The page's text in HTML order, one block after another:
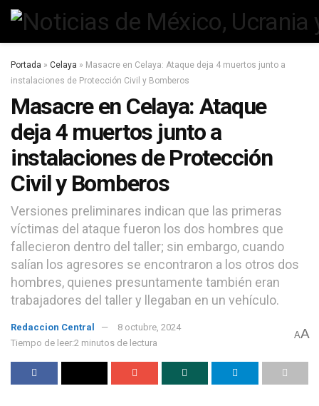
Portada » Celaya » Masacre en Celaya: Ataque deja 4 muertos junto a
instalaciones de Protección Civil y Bomberos
Masacre en Celaya: Ataque
deja 4 muertos junto a
instalaciones de Protección
Civil y Bomberos
Versiones preliminares indican que las primeras
víctimas del ataque fueron los dos hombres que
fallecieron dentro del taller; sin embargo, cuando
salían los agresores se encontraron a los otros dos
hombres, quienes presuntamente también eran
trabajadores del taller y llegaban en un vehículo.
Redaccion Central
8 octubre, 2024
Tiempo de leer:2 minutos de lectura
AA